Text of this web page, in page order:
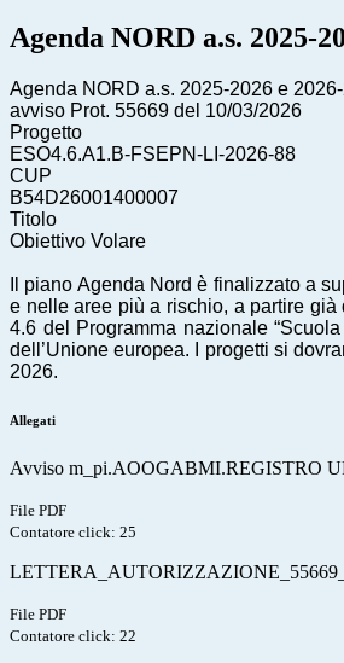
Agenda NORD a.s. 2025-
Agenda NORD a.s. 2025-2026 e
avviso Prot. 55669 del 10/03/2026
Progetto
ESO4.6.A1.B-FSEPN-LI-2026-88
CUP
B54D26001400007
Titolo
Obiettivo Volare
Il piano Agenda Nord è finalizzato a
e nelle aree più a rischio, a partire
4.6 del Programma nazionale
dell’Unione europea. I progetti si
2026.
Allegati
Avviso m_pi.AOOGABMI.REGISTRO
File PDF
Contatore click: 25
File PDF
Contatore click: 22